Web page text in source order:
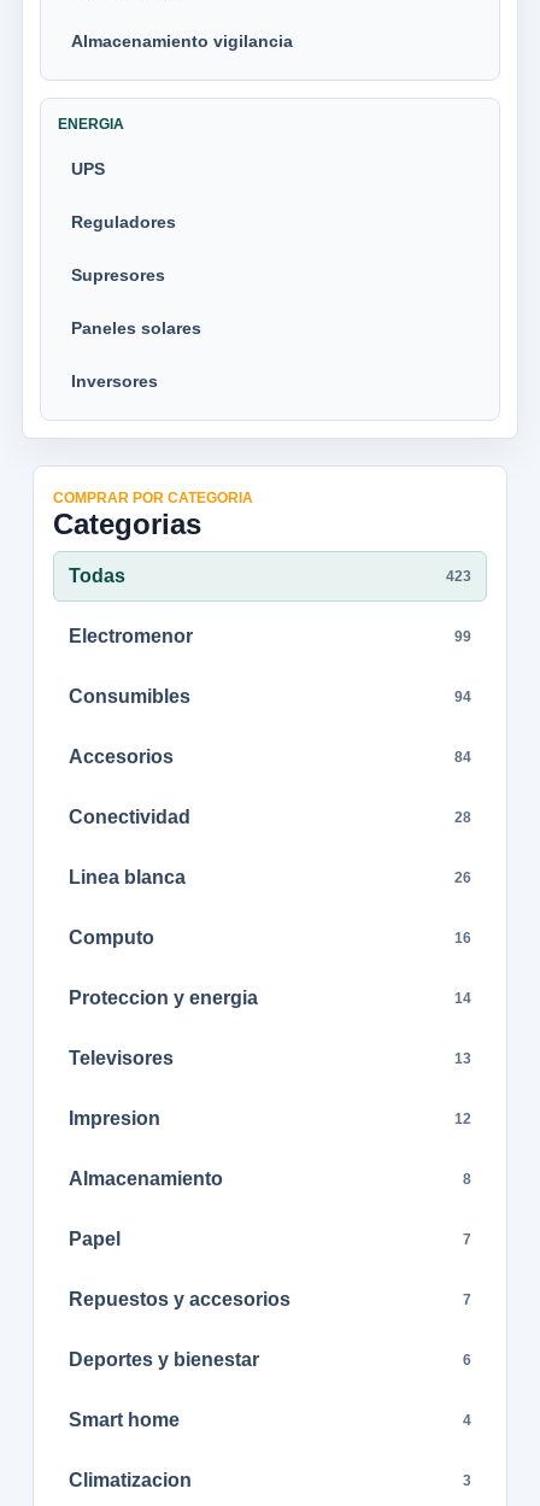
Almacenamiento vigilancia
ENERGIA
UPS
Reguladores
Supresores
Paneles solares
Inversores
COMPRAR POR CATEGORIA
Categorias
Todas 423
Electromenor 99
Consumibles 94
Accesorios 84
Conectividad 28
Linea blanca 26
Computo 16
Proteccion y energia 14
Televisores 13
Impresion 12
Almacenamiento 8
Papel 7
Repuestos y accesorios 7
Deportes y bienestar 6
Smart home 4
Climatizacion 3